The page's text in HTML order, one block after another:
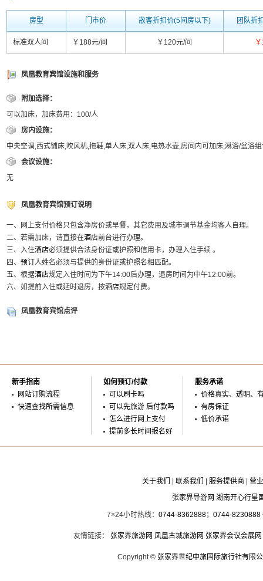
房型 门市价 散客折扣价(5间房以下) 团队折
标准双人间 ￥188元/间 ￥120元/间
凤凰教育宾馆设施和服务
附加选择：
可以加床，加床费用：100/人
房内设施：
中央空调,西式铺床,吹风机,拖鞋,单人床,双人床,电热水壶,房间内可加床,淋浴/盆浴
会议设施：
无
凤凰教育宾馆预订说明
一、网上支付价格只包含净房价或早餐，其它费用及城市调节基金均客人自理。
二、若需加床，请直接在酒店前台进行办理。
三、入住酒店必须提供合法身份证或护照和信用卡，办理入住手续 。
四、 预订 人姓名必须与提供的身份证或护照名相匹配。
五、根据酒店规定入住时间为下午14:00后办理，退房时间为中午12:00前。
六、如提前入住或延时退房，按酒店规定付费。
凤凰教育宾馆点评
新手指南
网站订购流程
快速查找所需信息
如何预订/付款
可以刷卡吗
可以先旅游 后付款吗
怎么进行网上支付
提前多长时间报名好
服务承诺
价格真实、透明、
有房保证
低价承诺
关于我们 联系我们 服务提供商
营
张家界导游网 湖南开心行星
7×24小时热线： 0744-8362888； 0744-8230888
友情链接： 张家界旅游网 凤凰古城旅游网 张家界会议会展网
Copyright © 张家界世纪中旅国际旅行社有限